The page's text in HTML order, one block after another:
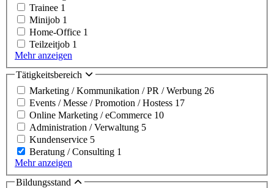
Trainee 1
Minijob 1
Home-Office 1
Teilzeitjob 1
Mehr anzeigen
Tätigkeitsbereich
Marketing / Kommunikation / PR / Werbung 26
Events / Messe / Promotion / Hostess 17
Online Marketing / eCommerce 10
Administration / Verwaltung 5
Kundenservice 5
Beratung / Consulting 1
Mehr anzeigen
Bildungsstand